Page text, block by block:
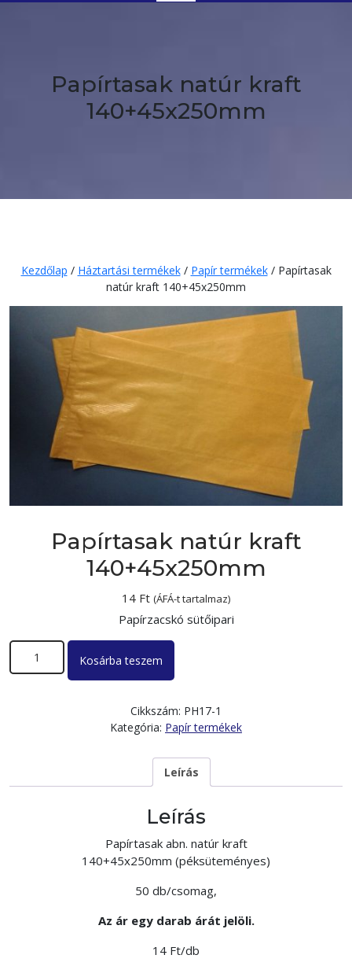
Button
Papírtasak natúr kraft
140+45x250mm
Kezdőlap / Háztartási termékek/ Papír termékek/ Papírtasak
natúr kraft 140+45x250mm
Papírtasak natúr kraft
140+45x250mm
14 Ft (ÁFÁ-t tartalmaz)
Papírzacskó sütőipari
Papírtasak natúr kraft 140+45x250mm mennyiség
Kosárba teszem
Cikkszám: PH17-1
Kategória: Papír termékek
Leírás
Leírás
Papírtasak abn. natúr kraft
140+45x250mm (péksüteményes)
50 db/csomag,
Az ár egy darab árát jelöli.
14 Ft/db